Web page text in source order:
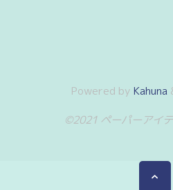
Powered by Kahuna
©2021 ペーパーアイ
ト